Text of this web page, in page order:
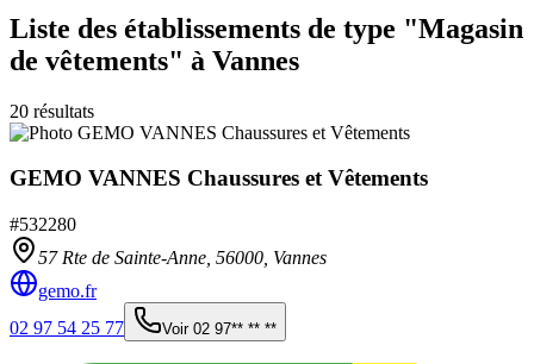
Liste des établissements de type "Magasin
de vêtements" à Vannes
20 résultats
GEMO VANNES Chaussures et Vêtements
#532280
57 Rte de Sainte-Anne, 56000 Vannes
gemo.fr
02 97 54 25 77
Voir 02 97** ** **